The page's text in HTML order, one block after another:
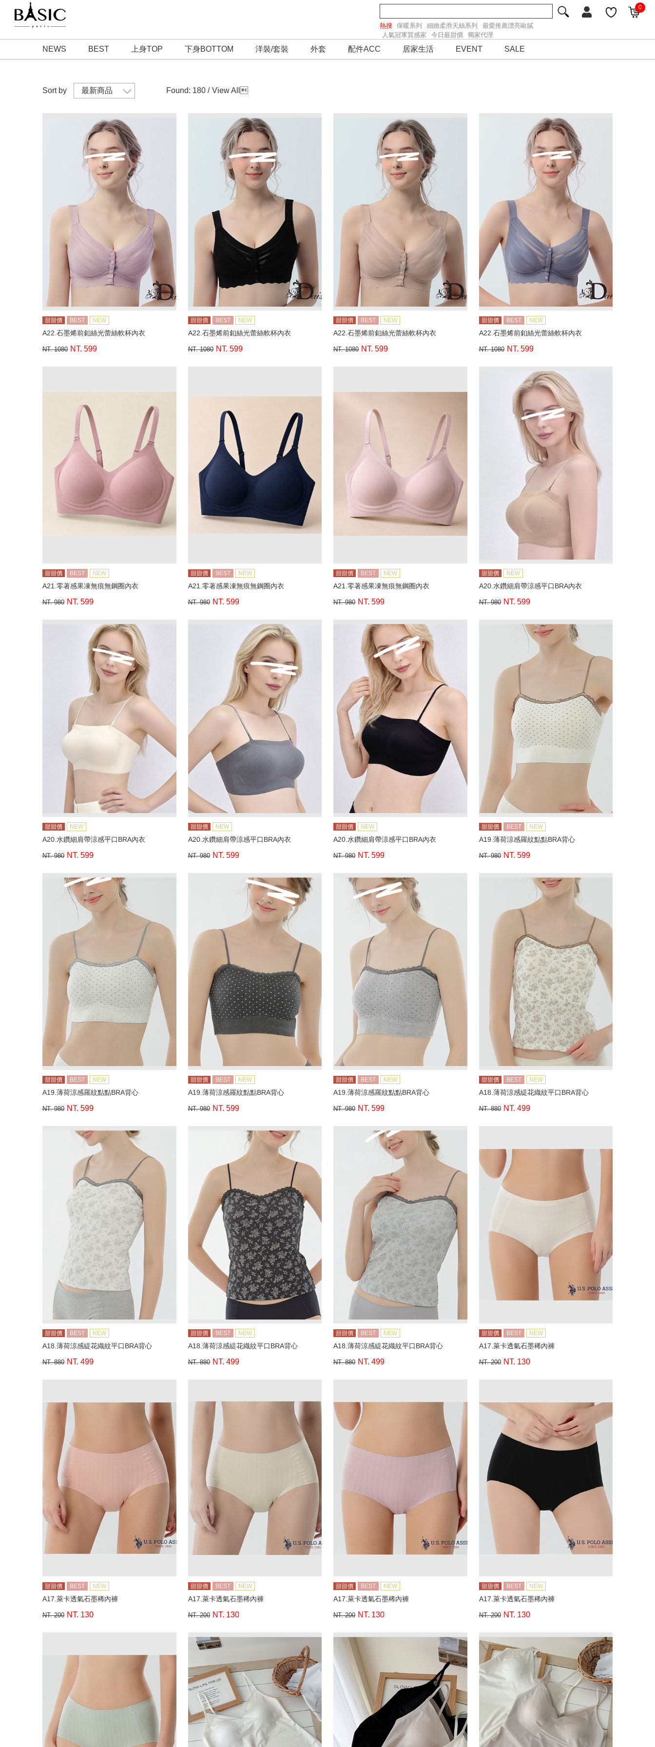
0
NEWS BEST 上身TOP 下身BOTTOM 洋裝/套裝 外套 配件ACC 居家生活 EVENT SALE
熱搜 保暖系列 細緻柔滑天絲系列
最愛推薦漂亮歐膩
人氣冠軍質感家
今日最甜價 獨家代理
Sort by Found: 180 / View All 
甜甜價 BEST NEW
A22.石墨烯前釦絲光蕾絲軟杯內衣
NT. 1080 NT. 599
甜甜價 BEST NEW
A22.石墨烯前釦絲光蕾絲軟杯內衣
NT. 1080 NT. 599
甜甜價 BEST NEW
A22.石墨烯前釦絲光蕾絲軟杯內衣
NT. 1080 NT. 599
甜甜價 BEST NEW
A22.石墨烯前釦絲光蕾絲軟杯內衣
NT. 1080 NT. 599
甜甜價 BEST NEW
A21.零著感果凍無痕無鋼圈內衣
NT. 980 NT. 599
甜甜價 BEST NEW
A21.零著感果凍無痕無鋼圈內衣
NT. 980 NT. 599
甜甜價 BEST NEW
A21.零著感果凍無痕無鋼圈內衣
NT. 980 NT. 599
甜甜價 NEW
A20.水鑽細肩帶涼感平口BRA內衣
NT. 980 NT. 599
甜甜價 NEW
A20.水鑽細肩帶涼感平口BRA內衣
NT. 980 NT. 599
甜甜價 NEW
A20.水鑽細肩帶涼感平口BRA內衣
NT. 980 NT. 599
甜甜價 NEW
A20.水鑽細肩帶涼感平口BRA內衣
NT. 980 NT. 599
甜甜價 BEST NEW
A19.薄荷涼感羅紋點點BRA背心
NT. 980 NT. 599
甜甜價 BEST NEW
A19.薄荷涼感羅紋點點BRA背心
NT. 980 NT. 599
甜甜價 BEST NEW
A19.薄荷涼感羅紋點點BRA背心
NT. 980 NT. 599
甜甜價 BEST NEW
A19.薄荷涼感羅紋點點BRA背心
NT. 980 NT. 599
甜甜價 BEST NEW
A18.薄荷涼感緹花織紋平口BRA背心
NT. 880 NT. 499
甜甜價 BEST NEW
A18.薄荷涼感緹花織紋平口BRA背心
NT. 880 NT. 499
甜甜價 BEST NEW
A18.薄荷涼感緹花織紋平口BRA背心
NT. 880 NT. 499
甜甜價 BEST NEW
A18.薄荷涼感緹花織紋平口BRA背心
NT. 880 NT. 499
甜甜價 BEST NEW
A17.萊卡透氣石墨稀內褲
NT. 200 NT. 130
甜甜價 BEST NEW
A17.萊卡透氣石墨稀內褲
NT. 200 NT. 130
甜甜價 BEST NEW
A17.萊卡透氣石墨稀內褲
NT. 200 NT. 130
甜甜價 BEST NEW
A17.萊卡透氣石墨稀內褲
NT. 200 NT. 130
甜甜價 BEST NEW
A17.萊卡透氣石墨稀內褲
NT. 200 NT. 130